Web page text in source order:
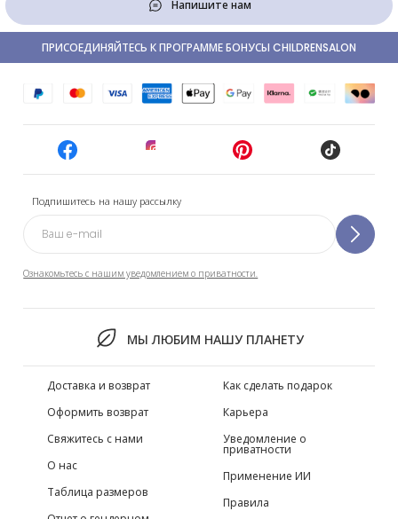
Напишите нам
Подпишитесь на нашу рассылку
Ознакомьтесь с нашим уведомлением о приватности.
МЫ ЛЮБИМ НАШУ ПЛАНЕТУ
ПРИСОЕДИНЯЙТЕСЬ К ПРОГРАММЕ БОНУСЫ CHILDRENSALON
Доставка и возврат
Оформить возврат
Свяжитесь с нами
О нас
Таблица размеров
Как сделать подарок
Карьера
Уведомление о
приватности
Применение ИИ
Правила